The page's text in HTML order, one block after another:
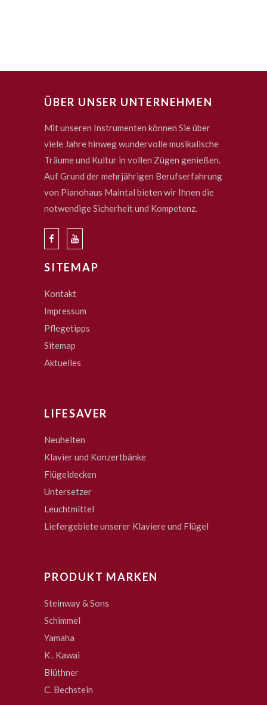
ÜBER UNSER UNTERNEHMEN
Mit unseren Instrumenten können Sie über
viele Jahre hinweg wundervolle musikalische
Träume und Kultur in vollen Zügen genießen.
Auf Grund der mehrjährigen Berufserfahrung
von Pianohaus Maintal bieten wir Ihnen die
notwendige Sicherheit und Kompetenz.
SITEMAP
Kontakt
Impressum
Pflegetipps
Sitemap
Aktuelles
LIFESAVER
Neuheiten
Klavier und Konzertbänke
Flügeldecken
Untersetzer
Leuchtmittel
Liefergebiete unserer Klaviere und Flügel
PRODUKT MARKEN
Steinway & Sons
Schimmel
Yamaha
K . Kawai
Blüthner
C. Bechstein